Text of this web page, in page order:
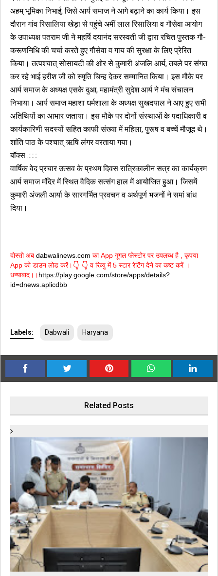
अहम् भूमिका निभाई, जिसे आर्य समाज ने आगे बढ़ाने का कार्य किया। इस
दौरान गांव रिसालिया खेड़ा से पहुंचे अमीं लाल रिसालिया व गौसेवा आयोग
के उपाध्यक्ष पतराम जी ने महर्षि दयानंद सरस्वती जी द्वारा रचित पुस्तक गौ-
करूणनिधि की चर्चा करते हुए गौसेवा व गाय की सुरक्षा के लिए प्रेरित
किया। तत्पश्चात् सोसायटी की ओर से कुमारी अंजलि आर्य, तबले पर संगत
कर रहे भाई हरीश जी को स्मृति चिन्ह देकर सम्मानित किया। इस मौके पर
आर्य समाज के अध्यक्ष एसके दुआ, महामंत्री सुदेश आर्य ने मंच संचालन
निभाया। आर्य समाज महाशा धर्मशाला के अध्यक्ष सुखदयाल ने आए हुए सभी
अतिथियों का आभार जताया। इस मौके पर दोनों संस्थाओं के पदाधिकारी व
कार्यकारिणी सदस्यों सहित काफी संख्या में महिला, पुरूष व बच्चें मौजूद थे।
शांति पाठ के पश्चात् ऋषि लंगर वरताया गया।
बॉक्स :::::::
वार्षिक वेद प्रचार उत्सव के प्रथम दिवस रात्रिकालीन सत्र का कार्यक्रम
आर्य समाज मंदिर में स्थित वैदिक सत्संग हाल में आयोजित हुआ। जिसमें
कुमारी अंजली आर्या के सारगर्भित प्रवचन व अर्थपूर्ण भजनों ने समां बांध
दिया।
दोस्तो अब dabwalinews.com का App गूगल प्लेस्टोर पर उपलब्ध है , कृपया
App को डाउन लोड करें। 👇 👇 व रिव्यु में 5 स्टार रेटिंग देने का कष्ट करें ।
धन्याबाद।।https://play.google.com/store/apps/details?
id=dnews.aplicdbb
Labels: Dabwali Haryana
Related Posts